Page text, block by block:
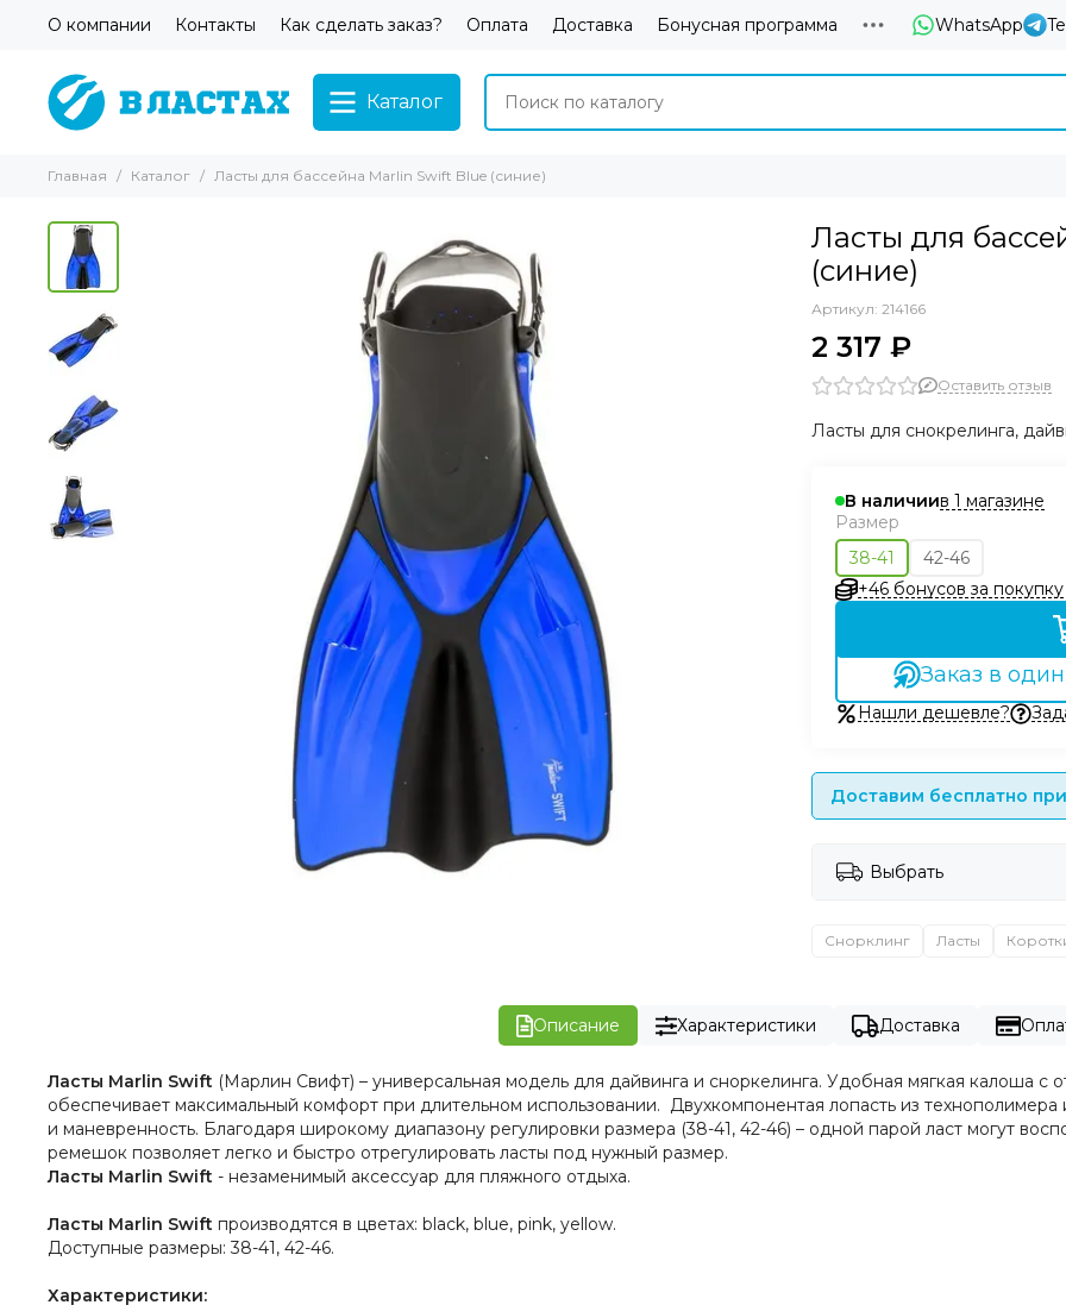
О компании Контакты Как сделать заказ? Оплата Доставка Бонусная программа WhatsApp
Каталог
Главная Каталог Ласты для бассейна Marlin Swift Blue (синие)
Ласты для
(синие)
Артикул: 214166
2 317 ₽
Оставить отзыв
Ласты для снокрелинга,
В наличиив 1 магазине
Размер
38-41
42-46
+46 бонусов за покупку
Заказ в
Нашли дешевле?
Доставим бесплатно
Выбрать
Снорклинг Ласты
Описание Характеристики Доставка
Ласты Marlin Swift (Марлин Свифт) – универсальная модель для дайвинга и сноркелинга. Удобная мягкая калоша
обеспечивает максимальный комфорт при длительном использовании. Двухкомпонентая лопасть из
и маневренность. Благодаря широкому диапазону регулировки размера (38-41, 42-46) – одной парой ласт могут
ремешок позволяет легко и быстро отрегулировать ласты под нужный размер.
Ласты Marlin Swift - незаменимый аксессуар для пляжного отдыха.
Ласты Marlin Swift производятся в цветах: black, blue, pink, yellow.
Доступные размеры: 38-41, 42-46.
Характеристики: